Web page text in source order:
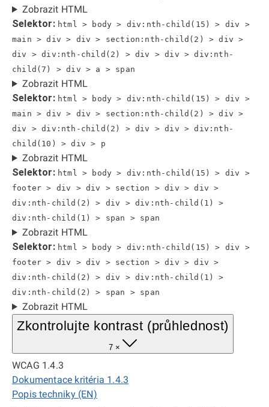
Zobrazit HTML
Selektor: html > body > div:nth-child(15) > div >
main > div > div > section:nth-child(2) > div >
div > div:nth-child(2) > div > div > div:nth-
child(7) > div > a > span
Zobrazit HTML
Selektor: html > body > div:nth-child(15) > div >
main > div > div > section:nth-child(2) > div >
div > div:nth-child(2) > div > div > div:nth-
child(10) > div > p
Zobrazit HTML
Selektor: html > body > div:nth-child(15) > div >
footer > div > div > section > div > div >
div:nth-child(2) > div > div:nth-child(1) >
div:nth-child(1) > span > span
Zobrazit HTML
Selektor: html > body > div:nth-child(15) > div >
footer > div > div > section > div > div >
div:nth-child(2) > div > div:nth-child(1) >
div:nth-child(2) > span > span
Zobrazit HTML
Zkontrolujte kontrast (průhlednost)
7 ×
WCAG 1.4.3
Dokumentace kritéria 1.4.3
Popis techniky (EN)